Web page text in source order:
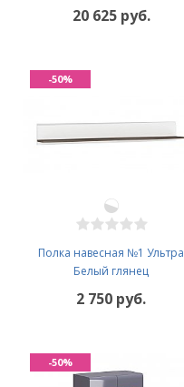
20 625 руб.
Полка навесная №1 Ультра
Белый глянец
2 750 руб.
-50%
-50%